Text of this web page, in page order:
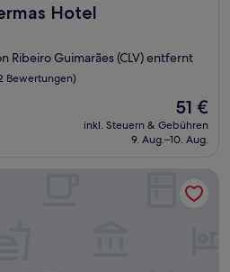
Hotel
Hotel
Ribeiro Guimarães (CLV) entfernt
Bewertungen)
Der
Preis
beträgt
51 €
inkl. Steuern & Gebühren
9. Aug.–10. Aug.